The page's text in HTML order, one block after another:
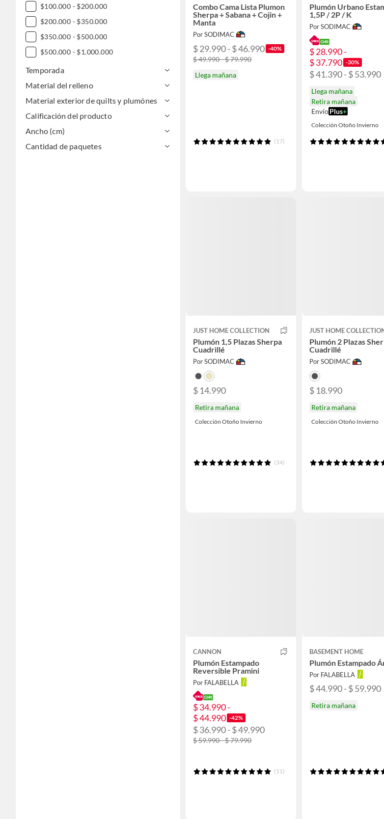
$100.000 - $200.000
$200.000 - $350.000
$350.000 - $500.000
$500.000 - $1.000.000
Temporada
Material del relleno
Material exterior de quilts y plumónes
Calificación del producto
Ancho (cm)
Cantidad de paquetes
Combo Cama Lista Plumon
Sherpa + Sabana + Cojin +
Manta
Por SODIMAC
$ 29.990 - $ 46.990 -40%
$ 49.990 - $ 79.990
Llega mañana
(17)
Plumón Urbano
1,5P / 2P / K
Por SODIMAC
$ 28.990 -
$ 37.790 -30%
$ 41.390 - $ 53.990
Llega mañana
Retira mañana
Envío Plus+
Colección Otoño Invierno
JUST HOME COLLECTION
Plumón 1,5 Plazas Sherpa
Cuadrillé
Por SODIMAC
$ 14.990
Retira mañana
Colección Otoño Invierno
(34)
JUST HOME
Plumón 2 Plazas
Cuadrillé
Por SODIMAC
$ 18.990
Retira mañana
Colección Otoño Invierno
CANNON
Plumón Estampado
Reversible Pramini
Por FALABELLA
$ 34.990 -
$ 44.990 -42%
$ 36.990 - $ 49.990
$ 59.990 - $ 79.990
(11)
BASEMENT HOME
Plumón Estampado
Por FALABELLA
$ 44.990 - $ 59.990
Retira mañana